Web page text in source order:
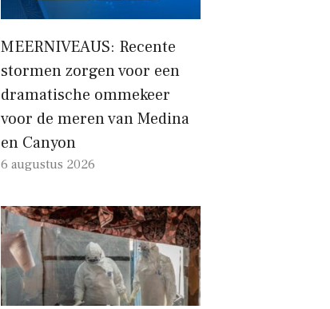
MEERNIVEAUS: Recente
stormen zorgen voor een
dramatische ommekeer
voor de meren van Medina
en Canyon
6 augustus 2026